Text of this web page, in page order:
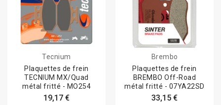
Tecnium
Plaquettes de frein
TECNIUM MX/Quad
métal fritté - MO254
19,17 €
Brembo
Plaquettes de frein
BREMBO Off-Road
métal fritté - 07YA22SD
33,15 €